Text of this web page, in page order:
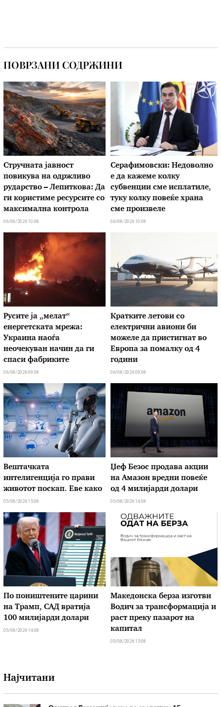
ПОВРЗАНИ СОДРЖИНИ
Стручната јавност
повикува на одржливо
рударство – Лепиткова: Да
ги користиме ресурсите со
максимална контрола
06/08/2026 10:08
Серафимовски: Недоволно
е да кажеме колку
субвенции сме исплатиле,
туку колку повеќе храна
сме произвеле
06/08/2026 10:08
Русите ја „мелат“
енергетската мрежа:
Украина наоѓа
неочекуван начин да ги
спаси фабриките
06/08/2026 09:08
Кратките летови со
електрични авиони би
можеле да пристигнат во
Европа за помалку од 4
години
06/08/2026 09:08
Вештачката
интелигенција го прави
животот поскап. Еве како
05/08/2026 15:08
Џеф Безос продава акции
на Амазон вредни повеќе
од 4 милијарди долари
05/08/2026 14:08
По поништените царини
на Трамп, САД вратија
100 милијарди долари
05/08/2026 14:08
Македонска берза изготви
Водич за трансформација и
раст преку пазарот на
капитал
05/08/2026 13:08
Најчитани